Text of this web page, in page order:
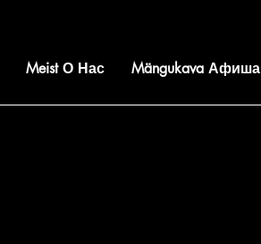
Meist О Нас Mängukava Афиша